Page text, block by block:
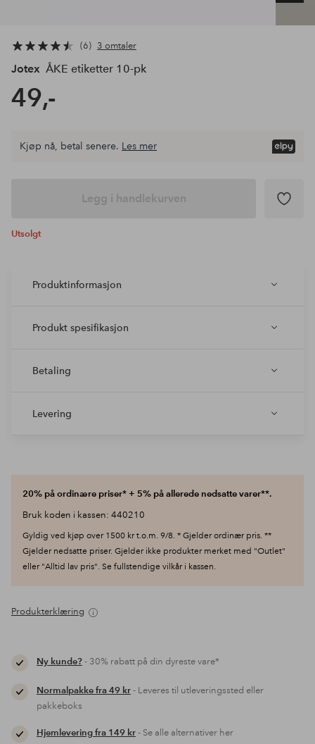
6 3 omtaler
Jotex ÅKE etiketter 10-pk
49,-
Kjøp nå, betal senere. Les mer
Legg i handlekurven
Utsolgt
Produktinformasjon
Produkt spesifikasjon
Betaling
Levering
20% på ordinære priser* + 5% på allerede nedsatte varer**.
Bruk koden i kassen: 440210
Gyldig ved kjøp over 1500 kr t.o.m. 9/8. * Gjelder ordinær pris. **
Gjelder nedsatte priser. Gjelder ikke produkter merket med "Outlet"
eller "Alltid lav pris". Se fullstendige vilkår i kassen.
Produkterklæring
Ny kunde?- 30% rabatt på din dyreste vare*
Normalpakke fra 49 kr- Leveres til utleveringssted eller
pakkeboks
Hjemlevering fra 149 kr- Se alle alternativer her